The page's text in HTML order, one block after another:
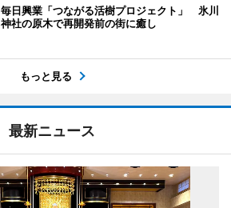
毎日興業「つながる活樹プロジェクト」 氷川
神社の原木で再開発前の街に癒し
もっと見る
最新ニュース